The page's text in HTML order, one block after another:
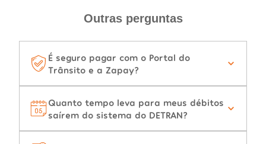
Outras perguntas
É seguro pagar com o Portal do
Trânsito e a Zapay?
Quanto tempo leva para meus débitos
saírem do sistema do DETRAN?